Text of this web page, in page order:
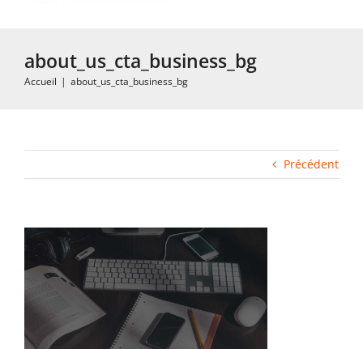
Fabrication industrielle
Gabarits
about_us_cta_business_bg
Accueil | about_us_cta_business_bg
Précédent